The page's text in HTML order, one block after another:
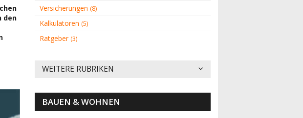
den
Versicherungen (8)
Kalkulatoren (5)
Ratgeber(3)
WEITERE RUBRIKEN
BAUEN & WOHNEN